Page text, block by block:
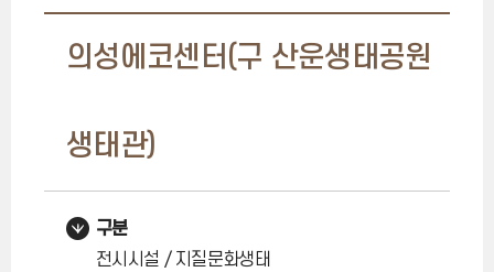
의성에코센터(구 산운생태공원
생태관)
구분
전시시설 / 지질문화생태